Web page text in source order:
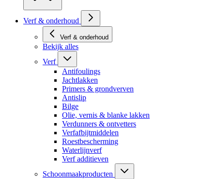
Verf & onderhoud
Verf & onderhoud
Bekijk alles
Verf
Antifoulings
Jachtlakken
Primers & grondverven
Antislip
Bilge
Olie, vernis & blanke lakken
Verdunners & ontvetters
Verfafbijtmiddelen
Roestbescherming
Waterlijnverf
Verf additieven
Schoonmaakproducten